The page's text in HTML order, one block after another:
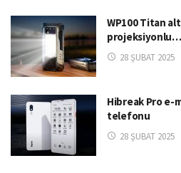
WP100 Titan
projeksiyonlu…
28 ŞUBAT 2025
Hibreak Pro e-
telefonu
28 ŞUBAT 2025